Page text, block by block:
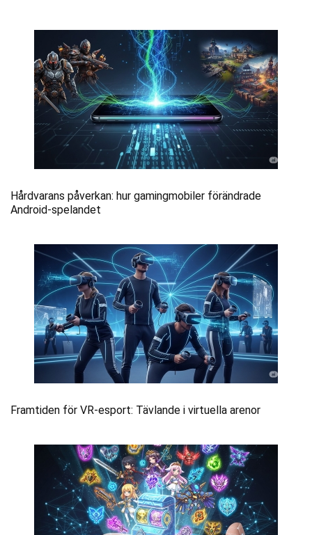
Hårdvarans påverkan: hur gamingmobiler förändrade
Android-spelandet
Framtiden för VR-esport: Tävlande i virtuella arenor